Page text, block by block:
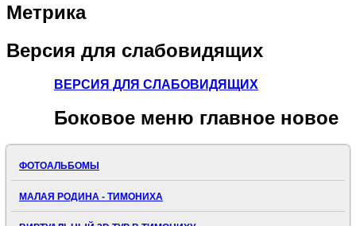
Метрика
Версия для слабовидящих
ВЕРСИЯ ДЛЯ СЛАБОВИДЯЩИХ
Боковое меню главное новое
ФОТОАЛЬБОМЫ
МАЛАЯ РОДИНА - ТИМОНИХА